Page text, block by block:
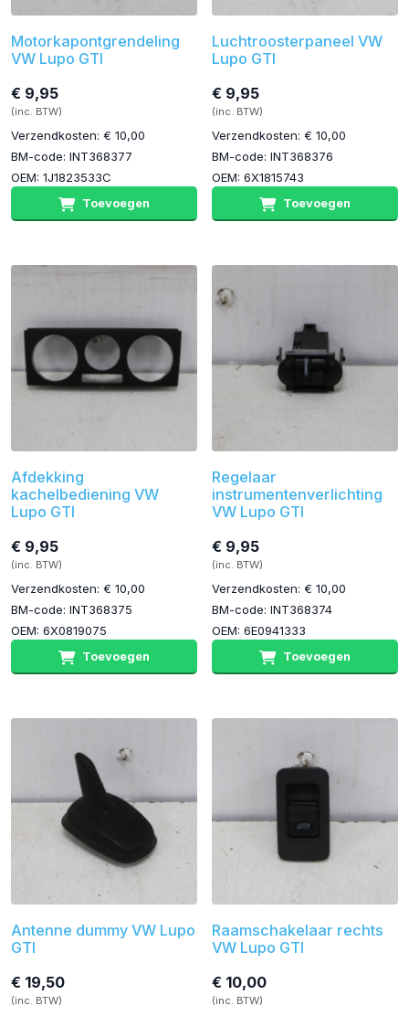
Motorkapontgrendeling
VW Lupo GTI
€ 9,95
(inc. BTW)
Verzendkosten: € 10,00
BM-code: INT368377
OEM: 1J1823533C
Toevoegen
Luchtroosterpaneel VW
Lupo GTI
€ 9,95
(inc. BTW)
Verzendkosten: € 10,00
BM-code: INT368376
OEM: 6X1815743
Toevoegen
Afdekking
kachelbediening VW
Lupo GTI
€ 9,95
(inc. BTW)
Verzendkosten: € 10,00
BM-code: INT368375
OEM: 6X0819075
Toevoegen
Regelaar
instrumentenverlichting
VW Lupo GTI
€ 9,95
(inc. BTW)
Verzendkosten: € 10,00
BM-code: INT368374
OEM: 6E0941333
Toevoegen
Antenne dummy VW Lupo
GTI
€ 19,50
(inc. BTW)
Raamschakelaar rechts
VW Lupo GTI
€ 10,00
(inc. BTW)